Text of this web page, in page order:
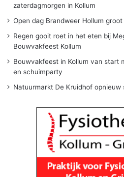
zaterdagmorgen in Kollum
Open dag Brandweer Hollum
Regen gooit roet in het eten bij
Bouwvakfeest Kollum
Bouwvakfeest in Kollum van start
en schuimparty
Natuurmarkt De Kruidhof opnieuw